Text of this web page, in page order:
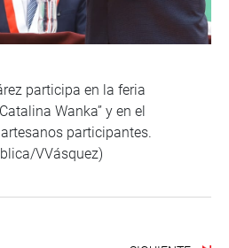
participa en la feria
Wanka” y en el
participantes.
VVásquez)